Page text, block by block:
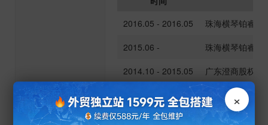
工作履历
2016.05 - 2016.05
珠海横琴铂睿资
2015.06 -
珠海横琴铂睿资
2014.10 - 2015.05
广东澄商股权投
2013.03 - 2014.10
广州一海股权投
2011.09 - 2012.12
九五升投资有
×